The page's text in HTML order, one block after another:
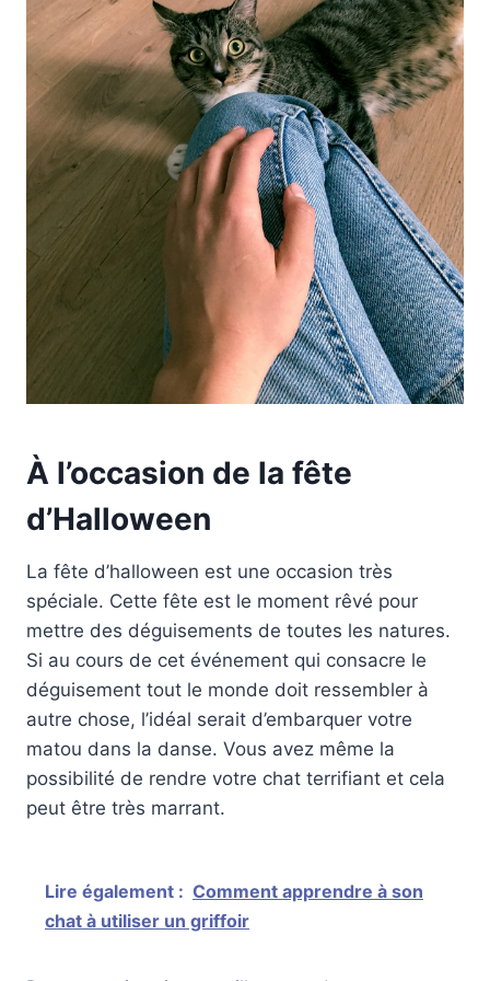
À l’occasion de la fête
d’Halloween
La fête d’halloween est une occasion très
spéciale. Cette fête est le moment rêvé pour
mettre des déguisements de toutes les natures.
Si au cours de cet événement qui consacre le
déguisement tout le monde doit ressembler à
autre chose, l’idéal serait d’embarquer votre
matou dans la danse. Vous avez même la
possibilité de rendre votre chat terrifiant et cela
peut être très marrant.
Lire également : Comment apprendre à son
chat à utiliser un griffoir